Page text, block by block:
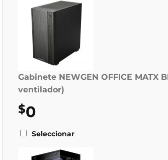
Gabinete NEWGEN OFFICE MATX
ventilador)
$0
Seleccionar